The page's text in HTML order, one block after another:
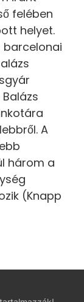
felében
helyet.
barcelonai
A
három a
(Knapp